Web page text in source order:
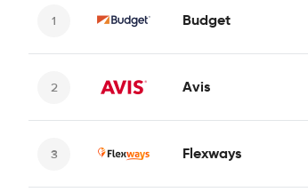
Budget
Avis
Flexways